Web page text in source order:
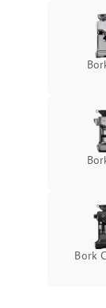
Bork